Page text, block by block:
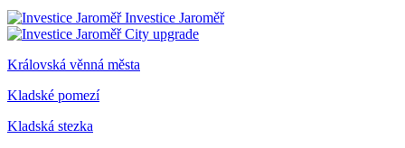
Investice Jaroměř
City upgrade
Královská věnná města
Kladské pomezí
Kladská stezka